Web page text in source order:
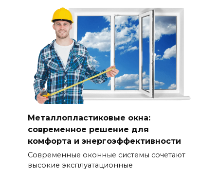
Металлопластиковые окна:
современное решение для
комфорта и энергоэффективности
Современные оконные системы сочетают
высокие эксплуатационные